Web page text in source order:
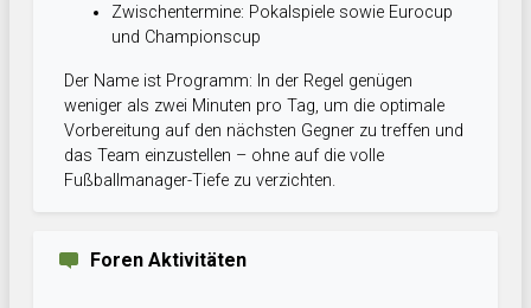
Zwischentermine: Pokalspiele sowie Eurocup
und Championscup
Der Name ist Programm: In der Regel genügen
weniger als zwei Minuten pro Tag, um die optimale
Vorbereitung auf den nächsten Gegner zu treffen und
das Team einzustellen – ohne auf die volle
Fußballmanager-Tiefe zu verzichten.
Foren Aktivitäten